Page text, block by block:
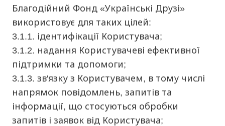
Благодійний Фонд «Українські Друзі»
використовує для таких цілей:
3.1.1. ідентифікації Користувача;
3.1.2. надання Користувачеві ефективної
підтримки та допомоги;
3.1.3. зв'язку з Користувачем, в тому числі
напрямок повідомлень, запитів та
інформації, що стосуються обробки
запитів і заявок від Користувача;